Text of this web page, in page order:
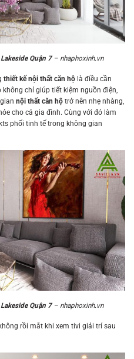
Quận 7 – nhaphoxinh.vn
thiết kế nội thất căn hộ là điều cần
chỉ giúp tiết kiệm nguồn điện,
nội thất căn hộ trở nên nhẹ nhàng,
cho cả gia đình. Cùng với đó làm
phối tinh tế trong không gian
Quận 7 – nhaphoxinh.vn
rồi mắt khi xem tivi giải trí sau